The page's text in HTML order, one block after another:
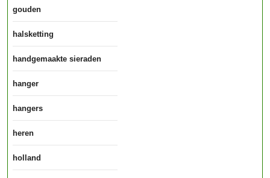
gouden
halsketting
handgemaakte sieraden
hanger
hangers
heren
holland